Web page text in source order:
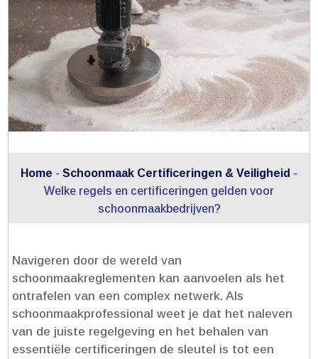
Home - Schoonmaak Certificeringen & Veiligheid -
Welke regels en certificeringen gelden voor
schoonmaakbedrijven?
Navigeren door de wereld van
schoonmaakreglementen kan aanvoelen als het
ontrafelen van een complex netwerk.​ Als
schoonmaakprofessional weet je dat het naleven
van de juiste regelgeving en het behalen van
essentiële certificeringen de sleutel is tot een